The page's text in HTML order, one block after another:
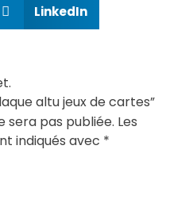
LinkedIn
altu jeux de cartes”
sera pas publiée. Les
indiqués avec *